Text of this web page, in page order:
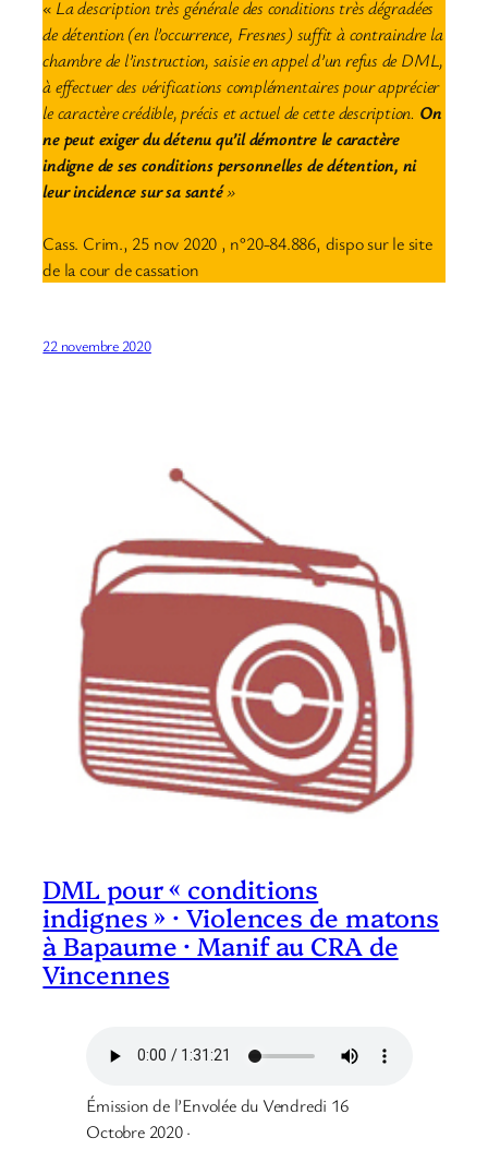
« La description très générale des conditions très dégradées
de détention (en l’occurrence, Fresnes) suffit à contraindre la
chambre de l’instruction, saisie en appel d’un refus de DML,
à effectuer des vérifications complémentaires pour apprécier
le caractère crédible, précis et actuel de cette description. On
ne peut exiger du détenu qu’il démontre le caractère
indigne de ses conditions personnelles de détention, ni
leur incidence sur sa santé»
Cass. Crim., 25 nov 2020 , n°20-84.886, dispo sur le site
de la cour de cassation
22 novembre 2020
DML pour « conditions
indignes » · Violences de matons
à Bapaume · Manif au CRA de
Vincennes
Émission de l’Envolée du Vendredi 16
Octobre 2020 ·